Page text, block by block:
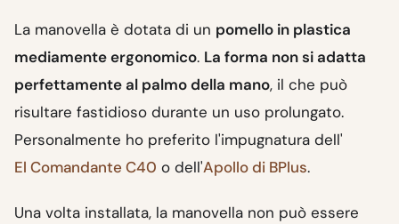
La manovella è dotata di un pomello in plastica
mediamente ergonomico. La forma non si adatta
perfettamente al palmo della mano, il che può
risultare fastidioso durante un uso prolungato.
Personalmente ho preferito l'impugnatura dell'
El Comandante C40 o dell'Apollo di BPlus.
Una volta installata, la manovella non può essere